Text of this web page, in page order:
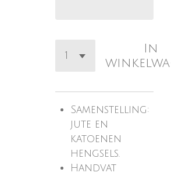
In
Samenstelling:
jute en
katoenen
hengsels.
Handvat